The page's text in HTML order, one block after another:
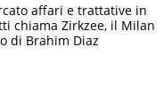
affari e trattative in
chiama Zirkzee, il Milan
di Brahim Diaz